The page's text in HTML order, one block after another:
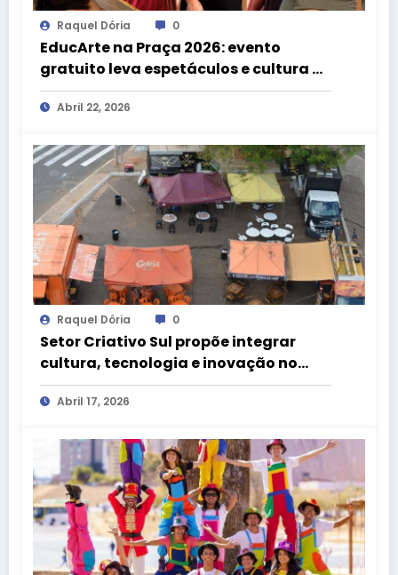
Raquel Dória 0
EducArte na Praça 2026: evento
gratuito leva espetáculos e cultura às
bibliotecas do DF
Abril 22, 2026
Raquel Dória 0
Setor Criativo Sul propõe integrar
cultura, tecnologia e inovação no
centro de Brasília
Abril 17, 2026